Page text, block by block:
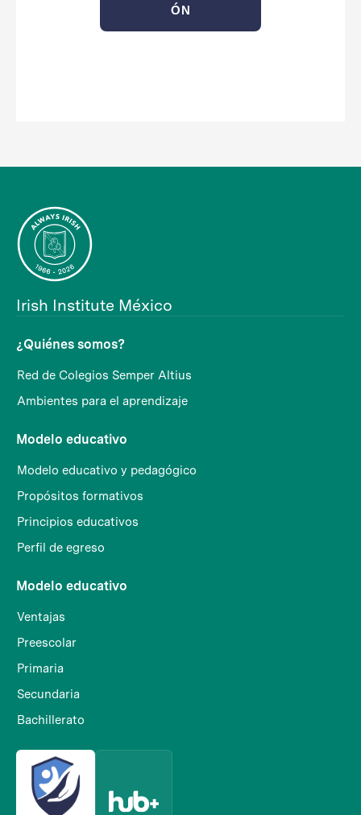
ÓN
Irish Institute México
¿Quiénes somos?
Red de Colegios Semper Altius
Ambientes para el aprendizaje
Modelo educativo
Modelo educativo y pedagógico
Propósitos formativos
Principios educativos
Perfil de egreso
Modelo educativo
Ventajas
Preescolar
Primaria
Secundaria
Bachillerato